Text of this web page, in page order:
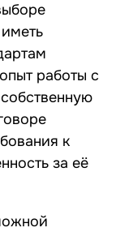
работы с
к
за её